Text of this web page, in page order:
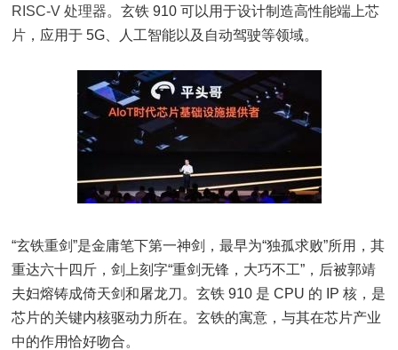
RISC-V 处理器。玄铁 910 可以用于设计制造高性能端上芯
片 ，应用于 5G、人工智能以及自动驾驶等领域。
“玄铁重剑”是金庸笔下第一神剑，最早为“独孤求败”所用，其
重达六十四斤，剑上刻字“重剑无锋，大巧不工”，后被郭靖
夫妇熔铸成倚天剑和屠龙刀。玄铁 910 是 CPU 的 IP 核，是
芯片的关键内核驱动力所在。玄铁的寓意，与其在芯片产业
中的作用恰好吻合。